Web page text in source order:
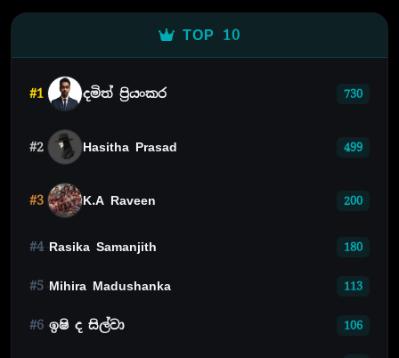
TOP 10
#1 දමිත් ප්‍රියංකර 730
#2 Hasitha Prasad 499
#3 K.A Raveen 200
#4 Rasika Samanjith 180
#5 Mihira Madushanka 113
#6 ඉෂි ද සිල්වා 106